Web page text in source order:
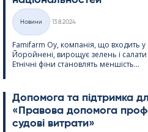
Категорії
Новини
13.8.2024
Fa­mi­farm Oy, компанія, що входить у
Йоройнені, вирощує зелень і салати
Етнічні фіни становлять меншість...
Допомога та підтримка
«Правова допомога
судові витрати»